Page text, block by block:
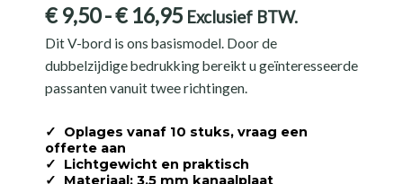
€9,50-€16,95Prijsklasse:
€ 9,50
tot
€ 16,95
Exclusief BTW.
Dit V-bord is ons basismodel. Door de
dubbelzijdige bedrukking bereikt u geïnteresseerde
passanten vanuit twee richtingen.
✓
Oplages vanaf 10 stuks, vraag een
offerte aan
✓
Lichtgewicht en praktisch